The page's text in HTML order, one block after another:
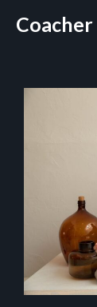
Coacher